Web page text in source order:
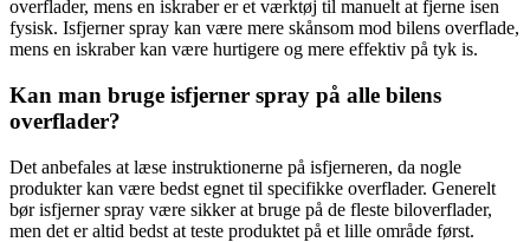
overflader, mens en iskraber er et værktøj til manuelt at fjerne isen
fysisk. Isfjerner spray kan være mere skånsom mod bilens overflade,
mens en iskraber kan være hurtigere og mere effektiv på tyk is.
Kan man bruge isfjerner spray på alle bilens
overflader?
Det anbefales at læse instruktionerne på isfjerneren, da nogle
produkter kan være bedst egnet til specifikke overflader. Generelt
bør isfjerner spray være sikker at bruge på de fleste biloverflader,
men det er altid bedst at teste produktet på et lille område først.